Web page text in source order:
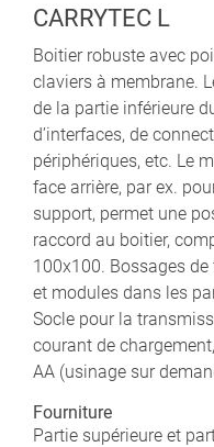
CARRYTEC L
Boitier robuste avec
claviers à membrane.
de la partie inférieure
d’interfaces, de
périphériques, etc. Le
face arrière, par ex.
support, permet une
raccord au boitier,
100x100. Bossages
et modules dans les
Socle pour la
courant de
AA (usinage sur
Fourniture
Partie supérieure et